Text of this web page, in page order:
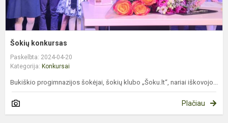
Šokių konkursas
Paskelbta: 2024-04-20
Kategorija: Konkursai
Bukiškio progimnazijos šokėjai, šokių klubo „Šoku.lt“, nariai iškovojo...
Plačiau